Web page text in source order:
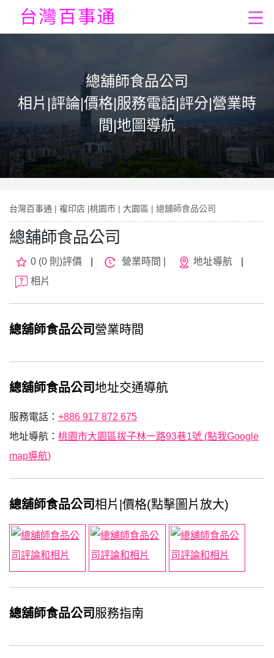
總舖師食品公司
相片|評論|價格|服務電話|評分|營業時
間|地圖導航
台灣百事通 | 複印店 |桃園市 | 大園區 | 總舖師食品公司
總舖師食品公司
0 (0 則)評價 營業時間 | 地址導航
相片
總舖師食品公司 營業時間
總舖師食品公司 地址交通導航
服務電話： +886 917 872 675
地址導航： 桃園市大園區拔子林一路93巷1號 (點我Google
map導航)
總舖師食品公司 相片|價格(點擊圖片放大)
總舖師食品公司 服務指南